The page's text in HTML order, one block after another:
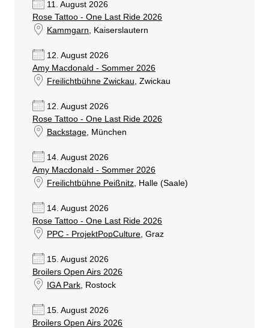
11. August 2026
Rose Tattoo - One Last Ride 2026
Kammgarn , Kaiserslautern
12. August 2026
Amy Macdonald - Sommer 2026
Freilichtbühne Zwickau , Zwickau
12. August 2026
Rose Tattoo - One Last Ride 2026
Backstage, München
14. August 2026
Amy Macdonald - Sommer 2026
Freilichtbühne Peißnitz, Halle (Saale)
14. August 2026
Rose Tattoo - One Last Ride 2026
PPC - ProjektPopCulture, Graz
15. August 2026
Broilers Open Airs 2026
IGA Park, Rostock
15. August 2026
Broilers Open Airs 2026